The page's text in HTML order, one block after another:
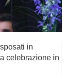
in
celebrazione in